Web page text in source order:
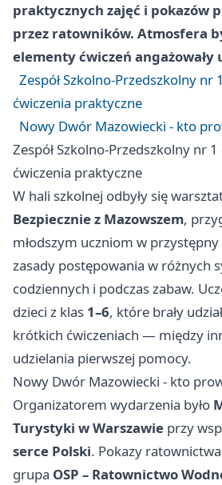
praktycznych zajęć i pokazów
przez ratowników. Atmosfera
elementy ćwiczeń angażowały
Zespół Szkolno‑Przedszkolny nr
ćwiczenia praktyczne
Nowy Dwór Mazowiecki - kto
Zespół Szkolno‑Przedszkolny nr
ćwiczenia praktyczne
W hali szkolnej odbyły się
Bezpiecznie z Mazowszem,
młodszym uczniom w
zasady postępowania w różnych
codziennych i podczas zabaw.
dzieci z klas 1–6, które brały
krótkich ćwiczeniach — między
udzielania pierwszej pomocy.
Nowy Dwór Mazowiecki - kto
Organizatorem wydarzenia było
Turystyki w Warszawie przy
serce Polski. Pokazy
grupa OSP – Ratownictwo